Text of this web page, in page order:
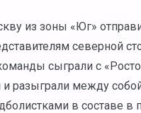
из зоны «Юг»
северной
сыграли с
разыграли между
в составе в